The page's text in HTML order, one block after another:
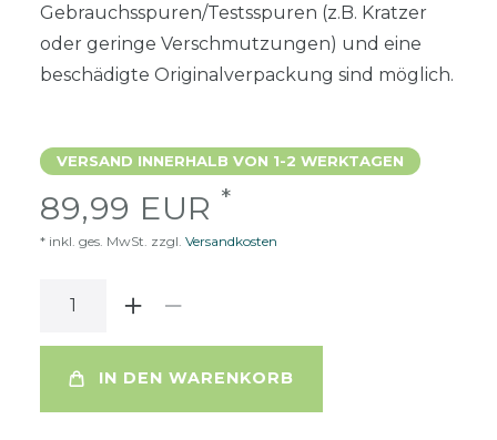
Gebrauchsspuren/Testsspuren (z.B. Kratzer
oder geringe Verschmutzungen) und eine
beschädigte Originalverpackung sind möglich.
VERSAND INNERHALB VON 1-2 WERKTAGEN
89,99 EUR *
* inkl. ges. MwSt. zzgl. Versandkosten
IN DEN WARENKORB